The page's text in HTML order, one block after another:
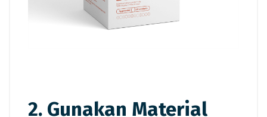
2. Gunakan Material